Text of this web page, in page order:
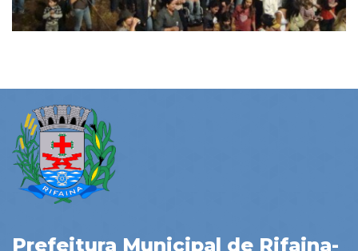
Prefeitura Municipal de Rifaina-